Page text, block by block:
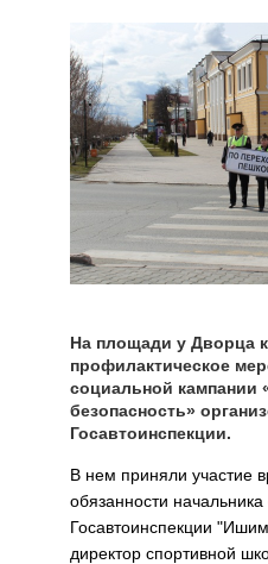
На площади у Дворца
профилактическое
социальной
безопасность»
Госавтоинспекции.
В нем приняли участие
обязанности начальника
Госавтоинспекции
директор спортивной